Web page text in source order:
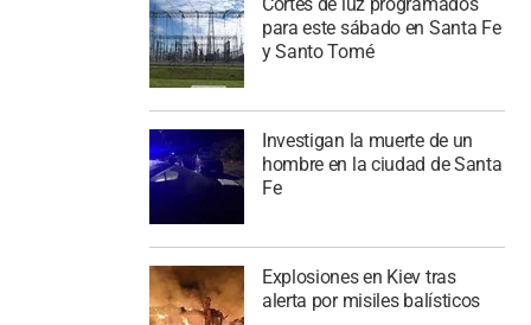
para este sábado en Santa Fe
y Santo Tomé
Investigan la muerte de un
hombre en la ciudad de Santa
Fe
Explosiones en Kiev tras
alerta por misiles balísticos